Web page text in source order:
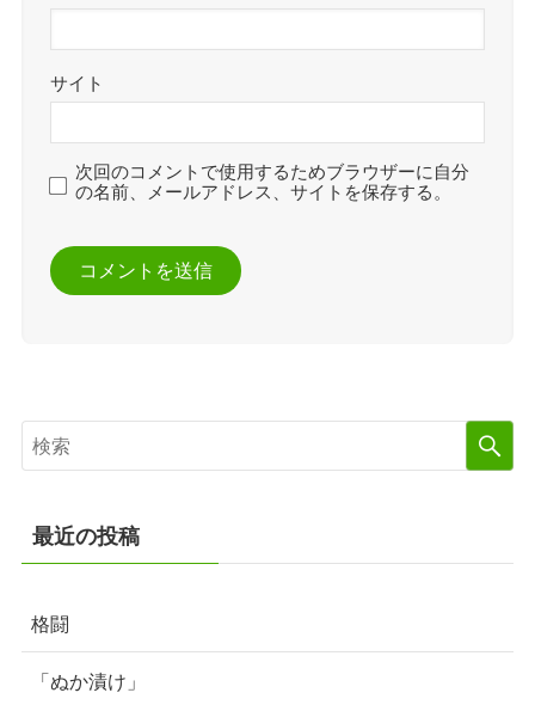
サイト
次回のコメントで使用するためブラウザーに自分
の名前、メールアドレス、サイトを保存する。
最近の投稿
格闘
「ぬか漬け」